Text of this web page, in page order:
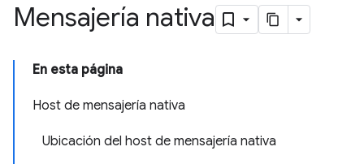
Mensajería nativa
En esta página
Host de mensajería nativa
Ubicación del host de mensajería nativa